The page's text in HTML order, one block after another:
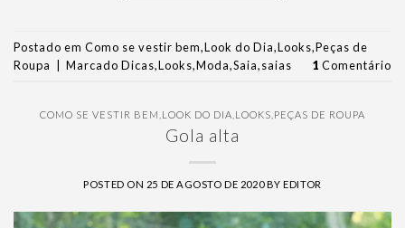
Postado em Como se vestir bem,Look do Dia,Looks,Peças de
Roupa
Marcado Dicas,Looks,Moda,Saia,saias 1 Comentário
COMO SE VESTIR BEM LOOK DO DIA LOOKS PEÇAS DE ROUPA
Gola alta
POSTED ON 25 DE AGOSTO DE 2020 BYEDITOR